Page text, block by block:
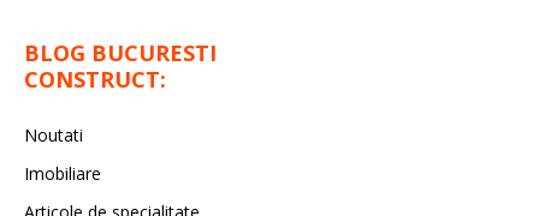
BLOG BUCURESTI
CONSTRUCT:
Noutati
Imobiliare